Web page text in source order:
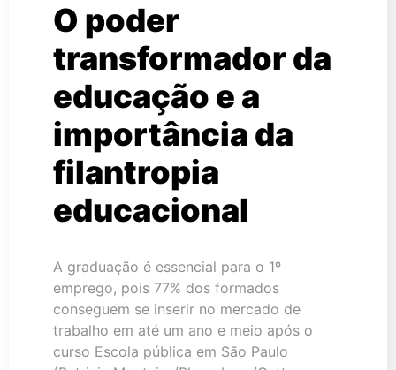
O poder
transformador da
educação e a
importância da
filantropia
educacional
A graduação é essencial para o 1º
emprego, pois 77% dos formados
conseguem se inserir no mercado de
trabalho em até um ano e meio após o
curso Escola pública em São Paulo